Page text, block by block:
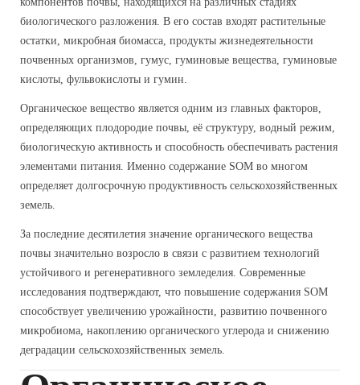
биологического разложения. В его состав входят растительные
остатки, микробная биомасса, продукты жизнедеятельности
почвенных организмов, гумус, гуминовые вещества, гуминовые
кислоты, фульвокислоты и гумин.
Органическое вещество является одним из главных факторов,
определяющих плодородие почвы, её структуру, водный режим,
биологическую активность и способность обеспечивать растения
элементами питания. Именно содержание SOM во многом
определяет долгосрочную продуктивность сельскохозяйственных
земель.
За последние десятилетия значение органического вещества
почвы значительно возросло в связи с развитием технологий
устойчивого и регенеративного земледелия. Современные
исследования подтверждают, что повышение содержания SOM
способствует увеличению урожайности, развитию почвенного
микробиома, накоплению органического углерода и снижению
деградации сельскохозяйственных земель.